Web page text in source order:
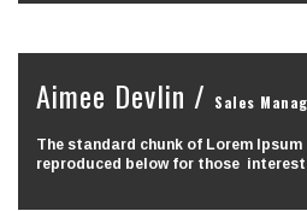
Aimee Devlin / Sales
The standard chunk of Lorem Ipsum
reproduced below for those